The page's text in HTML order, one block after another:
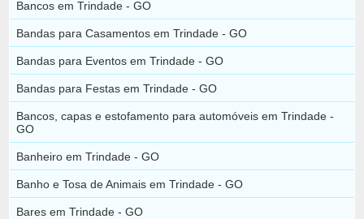
Bancos em Trindade - GO
Bandas para Casamentos em Trindade - GO
Bandas para Eventos em Trindade - GO
Bandas para Festas em Trindade - GO
Bancos, capas e estofamento para automóveis em Trindade -
GO
Banheiro em Trindade - GO
Banho e Tosa de Animais em Trindade - GO
Bares em Trindade - GO